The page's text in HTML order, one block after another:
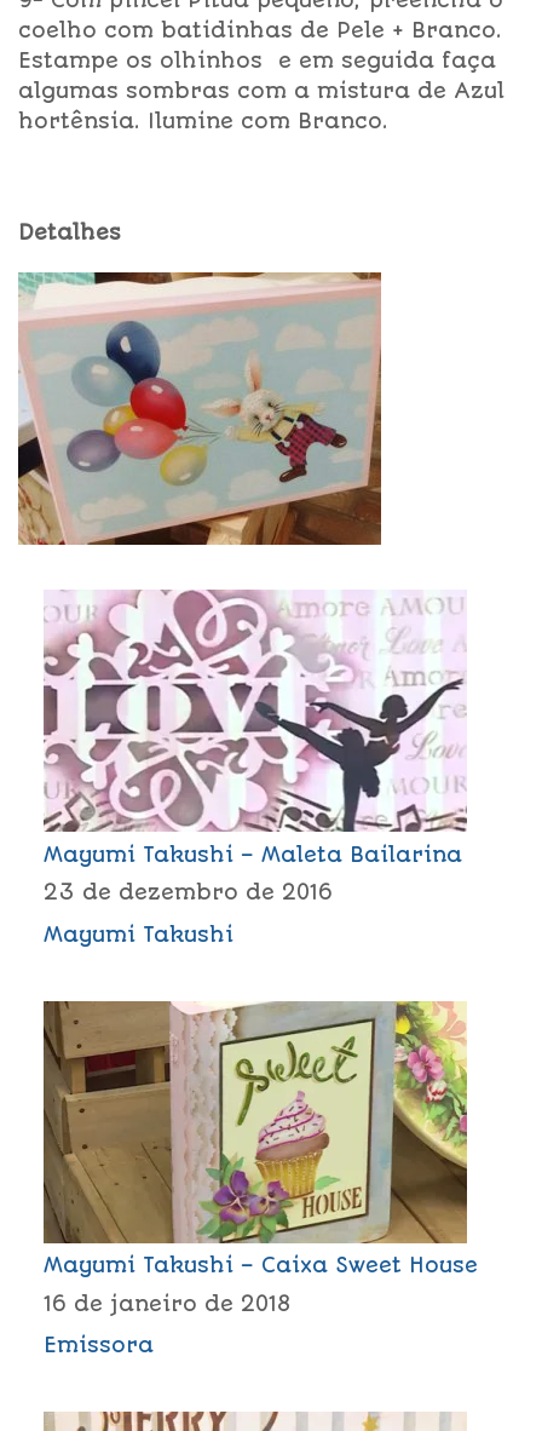
coelho com batidinhas de Pele + Branco.
Estampe os olhinhos e em seguida faça
algumas sombras com a mistura de Azul
hortênsia. Ilumine com Branco.
Detalhes
Mayumi Takushi – Maleta Bailarina
23 de dezembro de 2016
Mayumi Takushi
Mayumi Takushi – Caixa Sweet House
16 de janeiro de 2018
Emissora